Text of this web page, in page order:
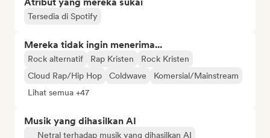
Tersedia di Spotify
Mereka tidak ingin menerima...
Rock alternatif Rap Kristen
Rock Kristen
Cloud Rap/Hip Hop
Coldwave
Komersial/Mainstream
Lihat semua +47
Musik yang dihasilkan AI
Netral terhadap musik yang dihasilkan AI